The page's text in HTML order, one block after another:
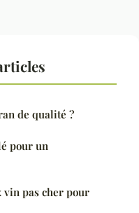
de qualité ?
pour un
vin pas cher pour